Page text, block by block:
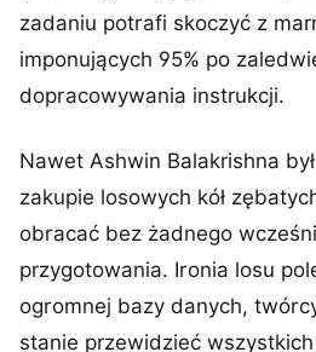
zadaniu potrafi skoczyć z
imponujących 95% po
dopracowywania instrukcji.
Nawet Ashwin Balakrishna
zakupie losowych kół
obracać bez żadnego
przygotowania. Ironia losu
ogromnej bazy danych,
stanie przewidzieć